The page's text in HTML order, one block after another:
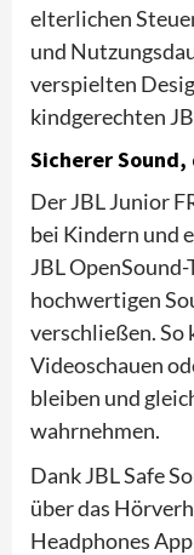
elterlichen
und
verspielten
kindgerechten
Sicherer
Der JBL Junior
bei Kindern und
JBL
hochwertigen
verschließen. So
Videoschauen
bleiben und
wahrnehmen.
Dank JBL Safe
über das
Headphones